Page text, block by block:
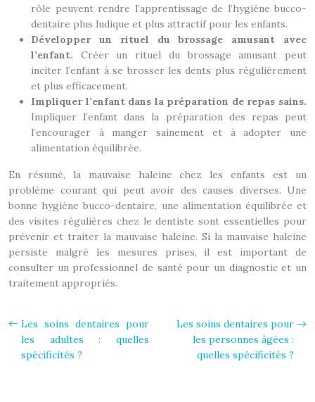
rôle peuvent rendre l’apprentissage de l’hygiène bucco-
dentaire plus ludique et plus attractif pour les enfants.
Développer un rituel du brossage amusant avec
l’enfant. Créer un rituel du brossage amusant peut
inciter l’enfant à se brosser les dents plus régulièrement
et plus efficacement.
Impliquer l’enfant dans la préparation de repas sains.
Impliquer l’enfant dans la préparation des repas peut
l’encourager à manger sainement et à adopter une
alimentation équilibrée.
En résumé, la mauvaise haleine chez les enfants est un
problème courant qui peut avoir des causes diverses. Une
bonne hygiène bucco-dentaire, une alimentation équilibrée et
des visites régulières chez le dentiste sont essentielles pour
prévenir et traiter la mauvaise haleine. Si la mauvaise haleine
persiste malgré les mesures prises, il est important de
consulter un professionnel de santé pour un diagnostic et un
traitement appropriés.
Les soins dentaires pour
les adultes : quelles
spécificités ?
Les soins dentaires pour
les personnes âgées :
quelles spécificités ?